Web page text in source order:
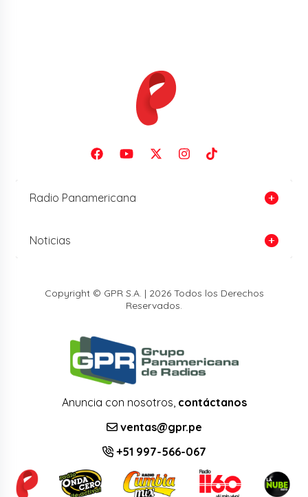
Radio Panamericana
Noticias
Copyright © GPR S.A. | 2026 Todos los Derechos
Reservados.
Anuncia con nosotros, contáctanos
ventas@gpr.pe
+51 997-566-067